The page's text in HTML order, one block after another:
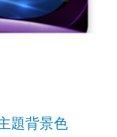
題背景色